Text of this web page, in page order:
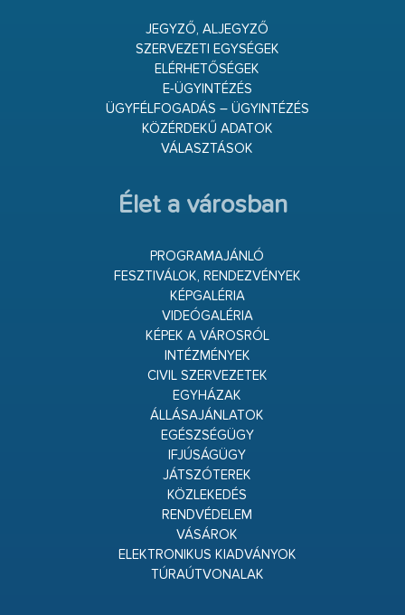
JEGYZŐ, ALJEGYZŐ
SZERVEZETI EGYSÉGEK
ELÉRHETŐSÉGEK
E-ÜGYINTÉZÉS
ÜGYFÉLFOGADÁS – ÜGYINTÉZÉS
KÖZÉRDEKŰ ADATOK
VÁLASZTÁSOK
Élet a városban
PROGRAMAJÁNLÓ
FESZTIVÁLOK, RENDEZVÉNYEK
KÉPGALÉRIA
VIDEÓGALÉRIA
KÉPEK A VÁROSRÓL
INTÉZMÉNYEK
CIVIL SZERVEZETEK
EGYHÁZAK
ÁLLÁSAJÁNLATOK
EGÉSZSÉGÜGY
IFJÚSÁGÜGY
JÁTSZÓTEREK
KÖZLEKEDÉS
RENDVÉDELEM
VÁSÁROK
ELEKTRONIKUS KIADVÁNYOK
TÚRAÚTVONALAK